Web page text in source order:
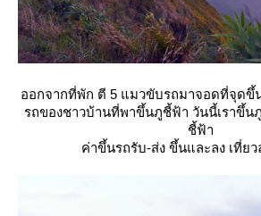
ออกจากที่พัก ตี 5 แมวขับรถมาจอดที่จุดขึ้
รถของชาวบ้านที่พาขึ้นภูชี้ฟ้า วันนี้เราขึ้น
ชี้ฟ้า
ค่าขึ้นรถรับ-ส่ง ขึ้นและลง เที่ยว